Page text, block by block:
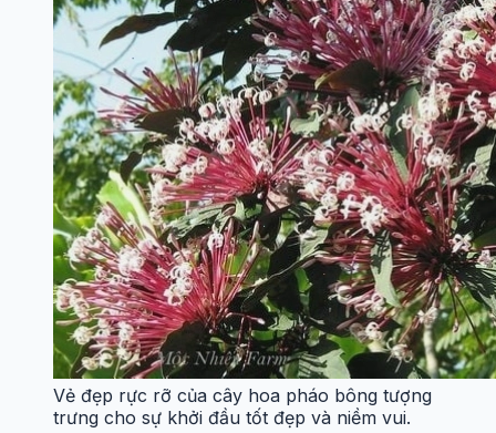
Vẻ đẹp rực rỡ của cây hoa pháo bông tượng
trưng cho sự khởi đầu tốt đẹp và niềm vui.